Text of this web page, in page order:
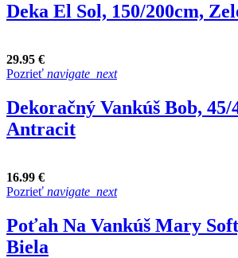
Deka El Sol, 150/200cm,
29.95 €
Pozrieť navigate_next
Dekoračný Vankúš Bob, 45/
Antracit
16.99 €
Pozrieť navigate_next
Poťah Na Vankúš Mary
Biela